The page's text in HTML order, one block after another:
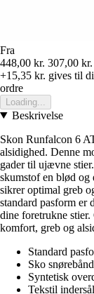
Fra
448,00 kr. 307,00 kr.
+15,35 kr. gives til
ordre
Loading...
Beskrivelse
Skon Runfalcon 6
alsidighed. Denne
gader til ujævne
skumstof en blød
sikrer optimal greb
standard pasform er
dine foretrukne
komfort, greb og
Standard
Sko
Syntetisk
Tekstil